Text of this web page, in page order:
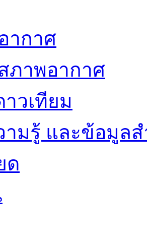
ากาศ
ภาพอากาศ
วเทียม
ามรู้ และข้อมูล
ด